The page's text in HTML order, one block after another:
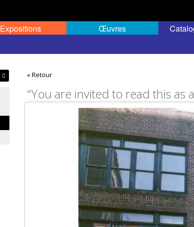
Expositions
Œuvres
« Retour
"You are invited to read this as